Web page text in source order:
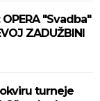
"Svadba"
ZADUŽBINI
okviru turneje